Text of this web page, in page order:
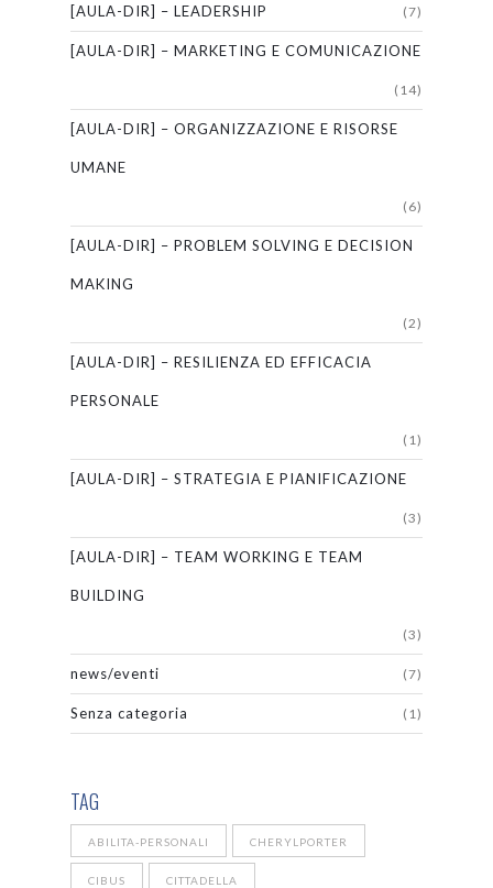
[AULA-DIR] – LEADERSHIP (7)
[AULA-DIR] – MARKETING E COMUNICAZIONE
(14)
[AULA-DIR] – ORGANIZZAZIONE E RISORSE
UMANE
(6)
[AULA-DIR] – PROBLEM SOLVING E DECISION
MAKING
(2)
[AULA-DIR] – RESILIENZA ED EFFICACIA
PERSONALE
(1)
[AULA-DIR] – STRATEGIA E PIANIFICAZIONE
(3)
[AULA-DIR] – TEAM WORKING E TEAM
BUILDING
(3)
news/eventi (7)
Senza categoria (1)
TAG
ABILITA-PERSONALI CHERYLPORTER
CIBUS CITTADELLA